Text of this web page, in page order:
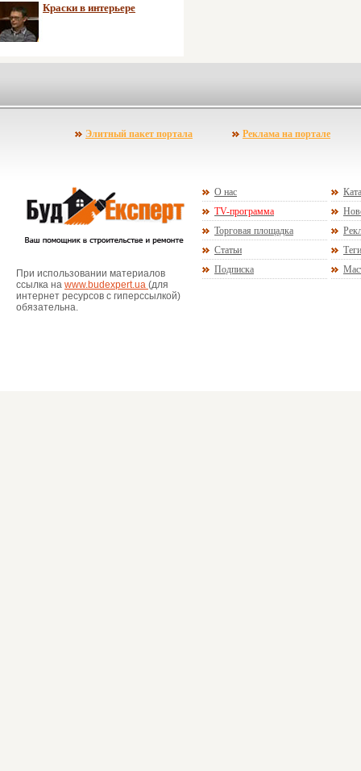
Краски в интерьере
Элитный пакет портала Реклама на портале
При использовании материалов
ссылка на www.budexpert.ua (для
интернет ресурсов с гиперссылкой)
обязательна.
О нас
TV-программа
Торговая площадка
Статьи
Теги
Подписка